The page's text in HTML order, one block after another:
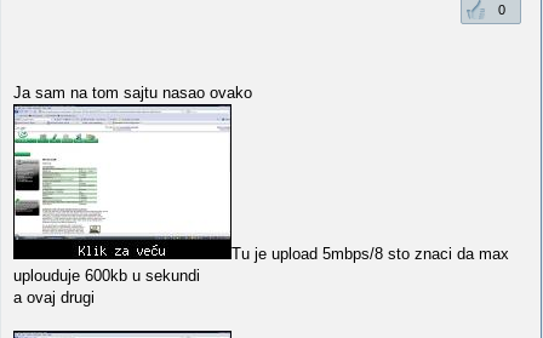
0
Ja sam na tom sajtu nasao ovako
Tu je upload 5mbps/8 sto znaci da max
uplouduje 600kb u sekundi
a ovaj drugi